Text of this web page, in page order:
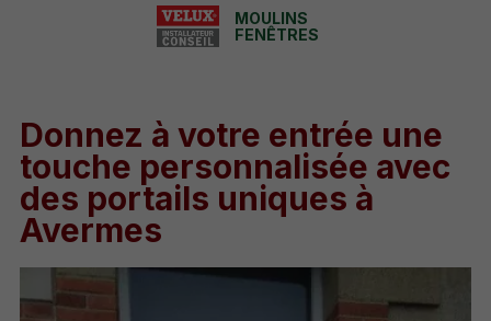
MOULINS
FENÊTRES
Donnez à votre entrée une
touche personnalisée avec
des portails uniques à
Avermes